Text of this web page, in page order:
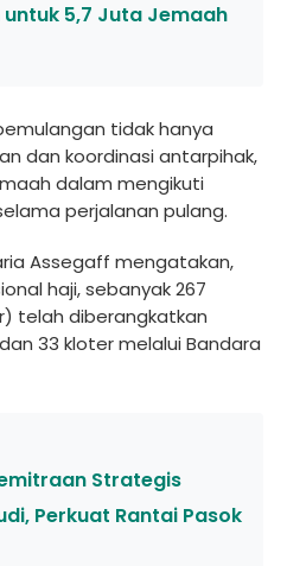
untuk 5,7 Juta Jemaah
tidak hanya
dan koordinasi antarpihak,
dalam mengikuti
perjalanan pulang.
Assegaff mengatakan,
haji, sebanyak 267
telah diberangkatkan
33 kloter melalui Bandara
Strategis
Perkuat Rantai Pasok